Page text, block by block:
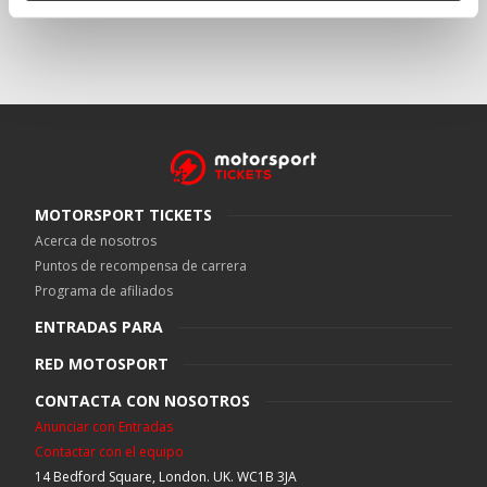
MOTORSPORT TICKETS
Acerca de nosotros
Puntos de recompensa de carrera
Programa de afiliados
ENTRADAS PARA
RED MOTOSPORT
CONTACTA CON NOSOTROS
Anunciar con Entradas
Contactar con el equipo
14 Bedford Square, London. UK. WC1B 3JA